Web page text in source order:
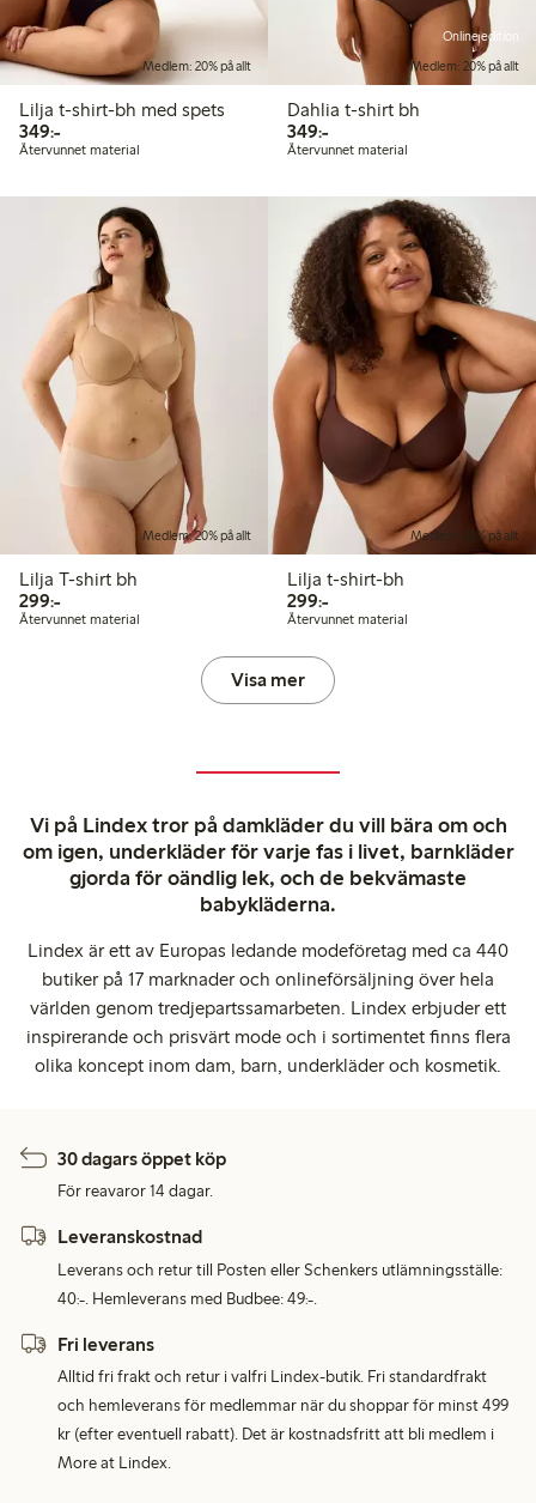
Medlem: 20% på allt
Lilja t-shirt-bh med spets
349:-349,00 kr
Återvunnet material
Online edition
Medlem: 20% på allt
Dahlia t-shirt bh
349:-349,00 kr
Återvunnet material
Medlem: 20% på allt
Lilja T-shirt bh
299:-299,00 kr
Återvunnet material
Medlem: 20% på allt
Lilja t-shirt-bh
299:-299,00 kr
Återvunnet material
Visa mer
Vi på Lindex tror på damkläder du vill bära om och
om igen, underkläder för varje fas i livet, barnkläder
gjorda för oändlig lek, och de bekvämaste
babykläderna.
Lindex är ett av Europas ledande modeföretag med ca 440
butiker på 17 marknader och onlineförsäljning över hela
världen genom tredjepartssamarbeten. Lindex erbjuder ett
inspirerande och prisvärt mode och i sortimentet finns flera
olika koncept inom dam, barn, underkläder och kosmetik.
30 dagars öppet köp
För reavaror 14 dagar.
Leveranskostnad
Leverans och retur till Posten eller Schenkers utlämningsställe:
40:-. Hemleverans med Budbee: 49:-.
Fri leverans
Alltid fri frakt och retur i valfri Lindex-butik. Fri standardfrakt
och hemleverans för medlemmar när du shoppar för minst 499
kr (efter eventuell rabatt). Det är kostnadsfritt att bli medlem i
More at Lindex.